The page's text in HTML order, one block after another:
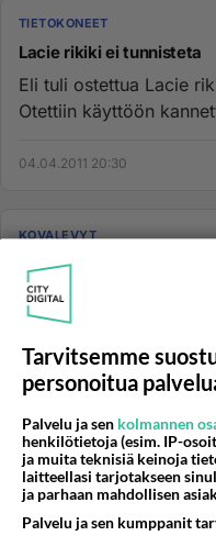
TIETOKONEET
Lacie rikiki ei tunnisteta
Eli tuli ostettua Lacie
Otettiin käyttöön
04.04.2011 20:30
KOVALEVYT
Muistitikun alustus
Miten formatoin
kirjoitussuojattu? Tikku
Sisältää m...
15.03.2011 12:45
KOVALEVYT
Loppuuko kovalevyistä
Tallennatko
Katsotko elokuvia
Tarvitsemme
personoitua
Palvelu ja sen kolmannen
henkilötietoja (esim. IP-
ja muita teknisiä keinoja
laitteellasi tarjotakseen
ja parhaan mahdollisen
Palvelu ja sen kumppanit